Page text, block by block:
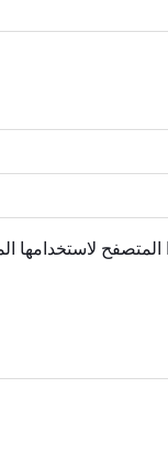
لاستخدامها